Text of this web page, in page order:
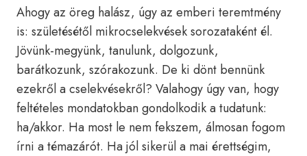
Ahogy az öreg halász, úgy az emberi teremtmény
is: születésétől mikrocselekvések sorozataként él.
Jövünk-megyünk, tanulunk, dolgozunk,
barátkozunk, szórakozunk. De ki dönt bennünk
ezekről a cselekvésekről? Valahogy úgy van, hogy
feltételes mondatokban gondolkodik a tudatunk:
ha/akkor. Ha most le nem fekszem, álmosan fogom
írni a témazárót. Ha jól sikerül a mai érettségim,